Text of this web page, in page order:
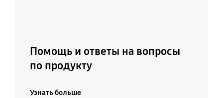
Помощь и ответы на вопросы
по продукту
Узнать больше